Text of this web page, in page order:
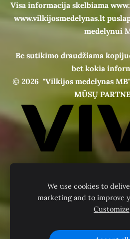
Visa informacija skelbiama
www.vilkijosmedelynas.lt
medelynui
Be sutikimo draudžiama
bet kokia
© 2026 "Vilkijos medelynas
MŪSŲ
We use cookies to
marketing and to improve
Customize